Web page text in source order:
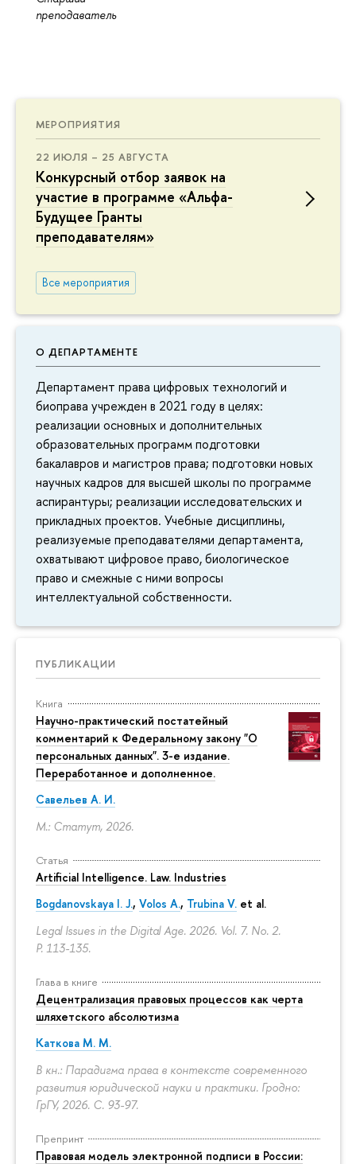
МЕРОПРИЯТИЯ
22 ИЮЛЯ – 25 АВГУСТА
Конкурсный отбор заявок на
участие в программе «Альфа-
Будущее Гранты
преподавателям»
Все мероприятия
О ДЕПАРТАМЕНТЕ
Департамент права цифровых технологий и
биоправа учрежден в 2021 году в целях:
реализации основных и дополнительных
образовательных программ подготовки
бакалавров и магистров права; подготовки новых
научных кадров для высшей школы по программе
аспирантуры; реализации исследовательских и
прикладных проектов. Учебные дисциплины,
реализуемые преподавателями департамента,
охватывают цифровое право, биологическое
право и смежные с ними вопросы
интеллектуальной собственности.
ПУБЛИКАЦИИ
Книга
Научно-практический постатейный
комментарий к Федеральному закону "О
персональных данных". 3-е издание.
Переработанное и дополненное.
Савельев А. И.
М.: Статут, 2026.
Статья
Artificial Intelligence. Law. Industries
Bogdanovskaya I. J., Volos A., Trubina V. et al.
Legal Issues in the Digital Age. 2026. Vol. 7. No. 2.
P. 113-135.
Глава в книге
Децентрализация правовых процессов как черта
шляхетского абсолютизма
Каткова М. М.
В кн.: Парадигма права в контексте современного
развития юридической науки и практики. Гродно:
ГрГУ, 2026. С. 93-97.
Препринт
Правовая модель электронной подписи в России:
преподаватель